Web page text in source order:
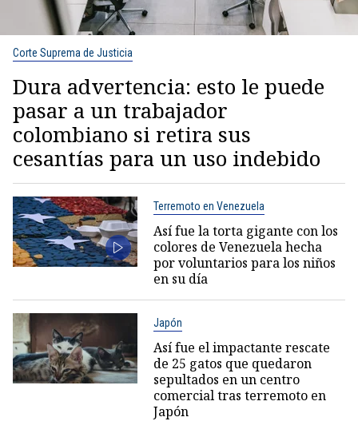
Corte Suprema de Justicia
Dura advertencia: esto le puede
pasar a un trabajador
colombiano si retira sus
cesantías para un uso indebido
Terremoto en Venezuela
Así fue la torta gigante con los
colores de Venezuela hecha
por voluntarios para los niños
en su día
Japón
Así fue el impactante rescate
de 25 gatos que quedaron
sepultados en un centro
comercial tras terremoto en
Japón